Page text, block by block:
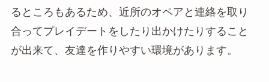
るところもあるため、近所のオペアと連絡を取り
合ってプレイデートをしたり出かけたりすること
が出来て、友達を作りやすい環境があります。